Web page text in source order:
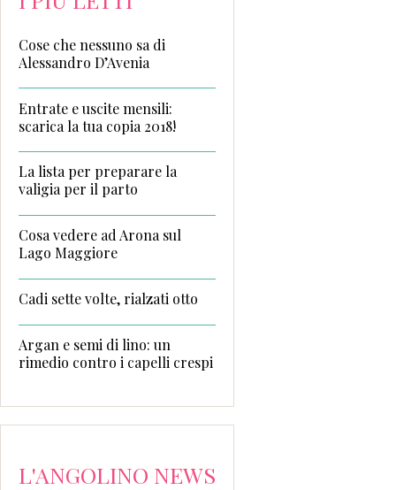
Cose che nessuno sa di
Alessandro D’Avenia
Entrate e uscite mensili:
scarica la tua copia 2018!
La lista per preparare la
valigia per il parto
Cosa vedere ad Arona sul
Lago Maggiore
Cadi sette volte, rialzati otto
Argan e semi di lino: un
rimedio contro i capelli crespi
L'ANGOLINO NEWS